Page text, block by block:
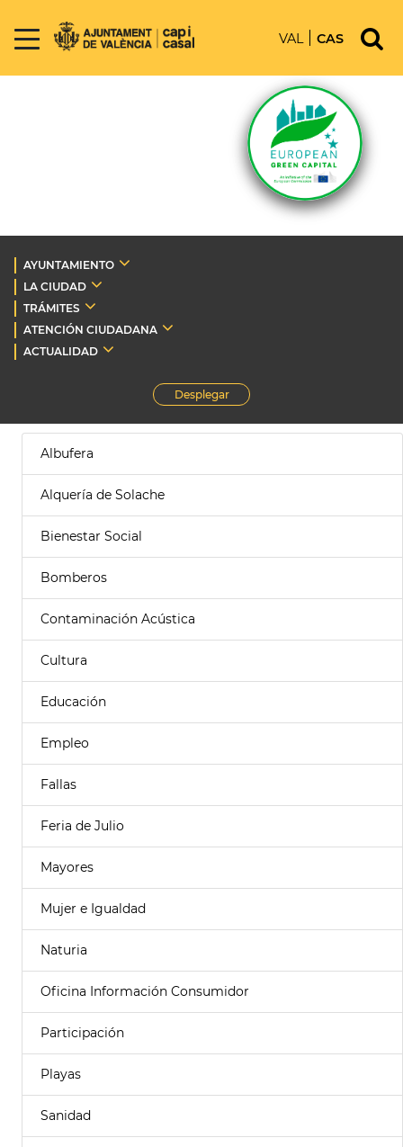
VAL CAS
AYUNTAMIENTO
LA CIUDAD
TRÁMITES
ATENCIÓN CIUDADANA
ACTUALIDAD
Desplegar
Albufera
Alquería de Solache
Bienestar Social
Bomberos
Contaminación Acústica
Cultura
Educación
Empleo
Fallas
Feria de Julio
Mayores
Mujer e Igualdad
Naturia
Oficina Información Consumidor
Participación
Playas
Sanidad